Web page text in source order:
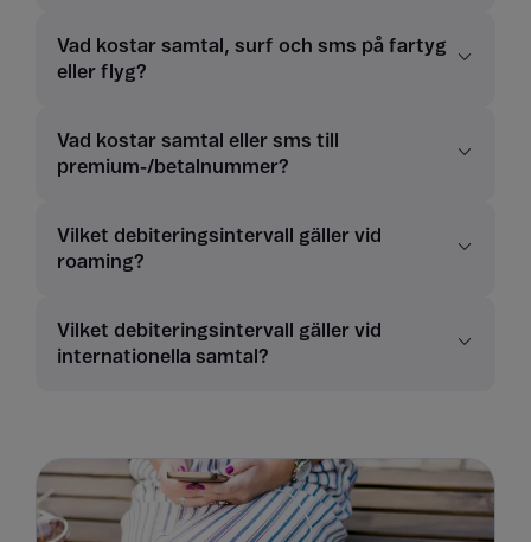
Vad kostar samtal, surf och sms på fartyg
eller flyg?
Vad kostar samtal eller sms till
premium-/betalnummer?
Vilket debiteringsintervall gäller vid
roaming?
Vilket debiteringsintervall gäller vid
internationella samtal?